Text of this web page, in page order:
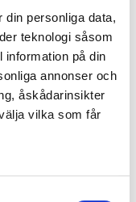
din personliga data,
teknologi såsom
information på din
annonser och
åskådarinsikter
vilka som får
och skog.